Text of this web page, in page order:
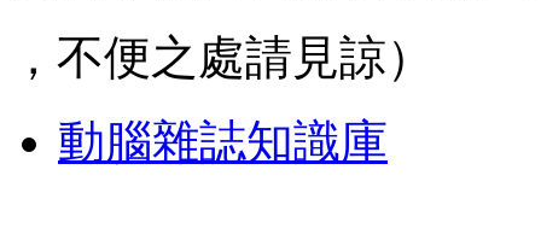
，不便之處請見諒）
動腦雜誌知識庫